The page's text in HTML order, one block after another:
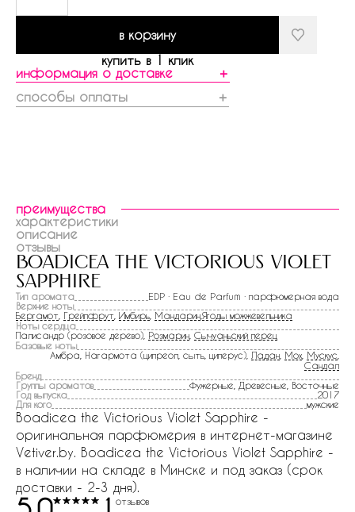
в корзину
купить в 1 клик
информация о доставке
＋
способы оплаты
＋
преимущества
характеристики
описание
отзывы
boadicea the victorious violet
sapphire
Тип аромата
EDP · Eau de Parfum · парфюмерная вода
Верхние ноты
Бергамот Грейпфрут Имбирь МандаринЯгоды можжевельника
Ноты сердца
Палисандр (розовое дерево), Розмарин Сычуаньский перец
Базовые ноты
Амбра, Нагармота (ципреол, сыть, циперус), Ладан Мох Мускус
Сандал
Бренд
Группы ароматов
Фужерные, Древесные, Восточные
Год выпуска
2017
Для кого
мужские
Boadicea the Victorious Violet Sapphire -
оригинальная парфюмерия в интернет-магазине
Vetiver.by. Boadicea the Victorious Violet Sapphire -
в наличии на складе в Минске и под заказ (срок
доставки - 2-3 дня).
отзывов